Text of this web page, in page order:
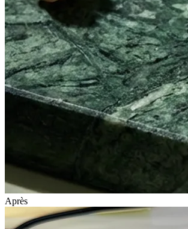
Après